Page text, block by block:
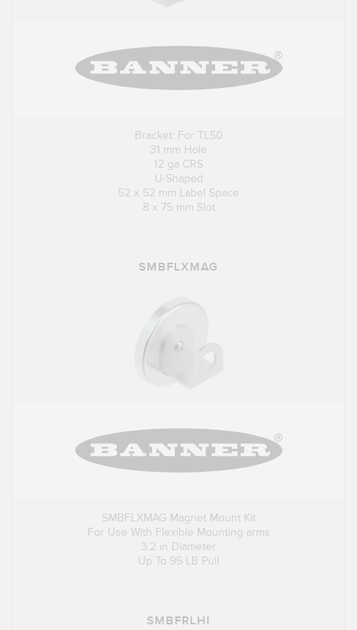
Bracket: For TL50
31 mm Hole
12 ga CRS
U-Shaped
52 x 52 mm Label Space
8 x 75 mm Slot
SMBFLXMAG
SMBFLXMAG Magnet Mount Kit
For Use With Flexible Mounting arms
3.2 in Diameter
Up To 95 LB Pull
SMBFRLHI